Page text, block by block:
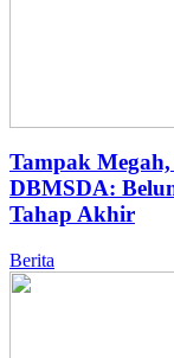
Tampak
DBMSDA:
Tahap Akhir
Berita